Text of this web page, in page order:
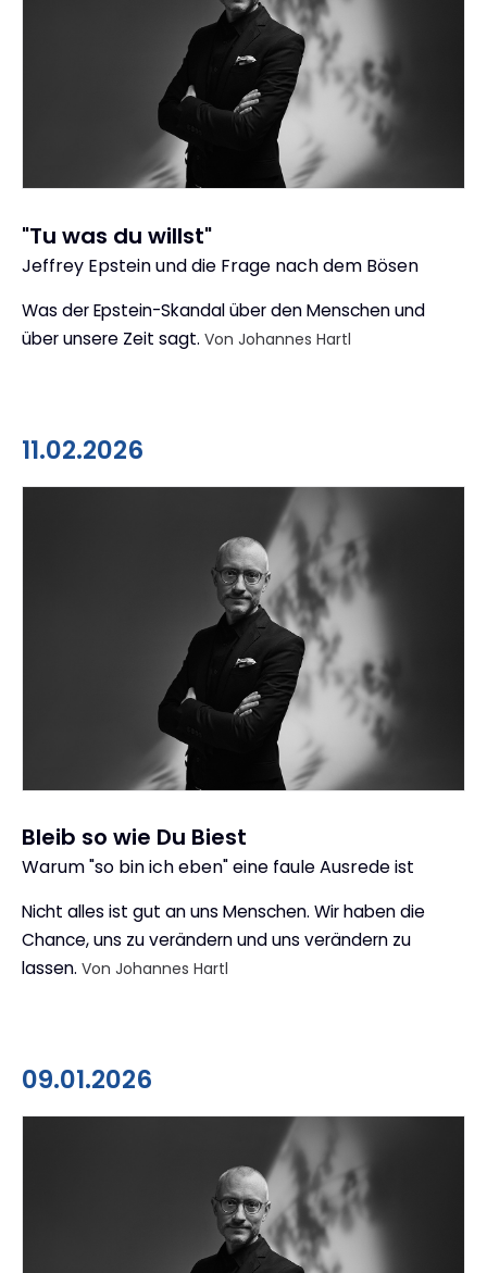
"Tu was du willst"
:
Jeffrey Epstein und die Frage nach dem Bösen
Was der Epstein-Skandal über den Menschen und
über unsere Zeit sagt. Von Johannes Hartl
11.02.2026
Bleib so wie Du Biest
:
Warum "so bin ich eben" eine faule Ausrede ist
Nicht alles ist gut an uns Menschen. Wir haben die
Chance, uns zu verändern und uns verändern zu
lassen. Von Johannes Hartl
09.01.2026